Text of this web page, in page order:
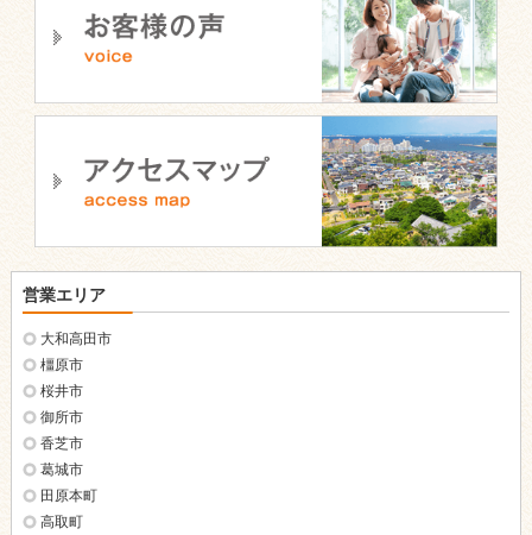
営業エリア
大和高田市
橿原市
桜井市
御所市
香芝市
葛城市
田原本町
高取町